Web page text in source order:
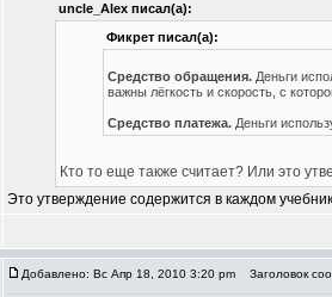
uncle_Alex писал(а):
Фикрет писал(а):
Средство обращения. Деньги
важны лёгкость и скорость, с
Средство платежа. Деньги
Кто то еще также считает? Или это
Это утверждение содержится в каждом
Добавлено: Вс Апр 18, 2010 3:20 pm Заголовок